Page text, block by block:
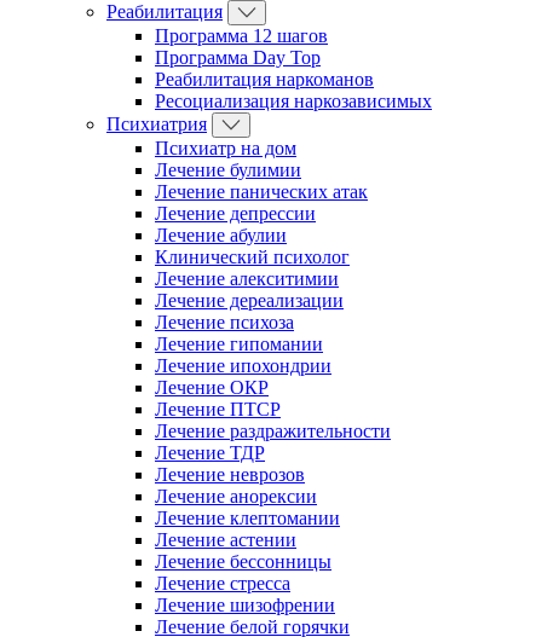
Реабилитация
Программа 12 шагов
Программа Day Top
Реабилитация наркоманов
Ресоциализация наркозависимых
Психиатрия
Психиатр на дом
Лечение булимии
Лечение панических атак
Лечение депрессии
Лечение абулии
Клинический психолог
Лечение алекситимии
Лечение дереализации
Лечение психоза
Лечение гипомании
Лечение ипохондрии
Лечение ОКР
Лечение ПТСР
Лечение раздражительности
Лечение ТДР
Лечение неврозов
Лечение анорексии
Лечение клептомании
Лечение астении
Лечение бессонницы
Лечение стресса
Лечение шизофрении
Лечение белой горячки